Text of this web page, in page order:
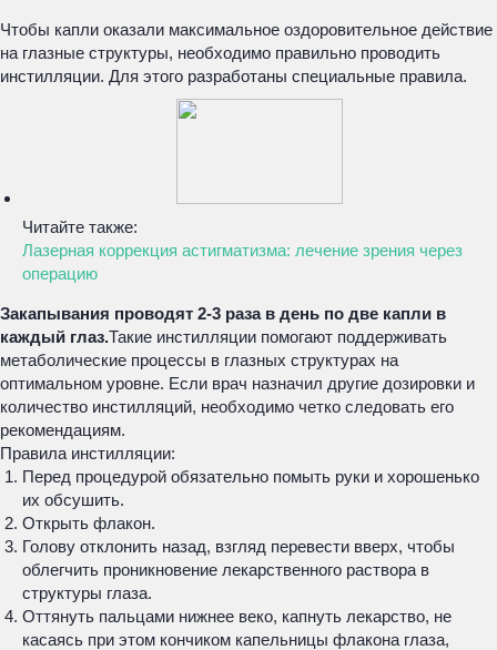
Чтобы капли оказали максимальное оздоровительное действие
на глазные структуры, необходимо правильно проводить
инстилляции. Для этого разработаны специальные правила.
Читайте также:
Лазерная коррекция астигматизма: лечение зрения через
операцию
Закапывания проводят 2-3 раза в день по две капли в
каждый глаз.Такие инстилляции помогают поддерживать
метаболические процессы в глазных структурах на
оптимальном уровне. Если врач назначил другие дозировки и
количество инстилляций, необходимо четко следовать его
рекомендациям.
Правила инстилляции:
Перед процедурой обязательно помыть руки и хорошенько
их обсушить.
Открыть флакон.
Голову отклонить назад, взгляд перевести вверх, чтобы
облегчить проникновение лекарственного раствора в
структуры глаза.
Оттянуть пальцами нижнее веко, капнуть лекарство, не
касаясь при этом кончиком капельницы флакона глаза,